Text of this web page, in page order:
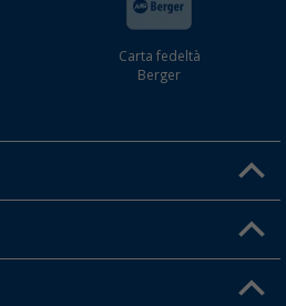
Carta fedeltà
Berger